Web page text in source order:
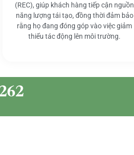
(REC), giúp khách hàng tiếp cận nguồn
năng lượng tái tạo, đồng thời đảm bảo
rằng họ đang đóng góp vào việc giảm
thiểu tác động lên môi trường.